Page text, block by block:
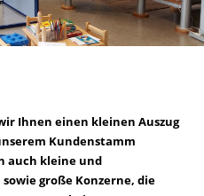
Ihnen einen kleinen Auszug
Kundenstamm
auch kleine und
große Konzerne, die